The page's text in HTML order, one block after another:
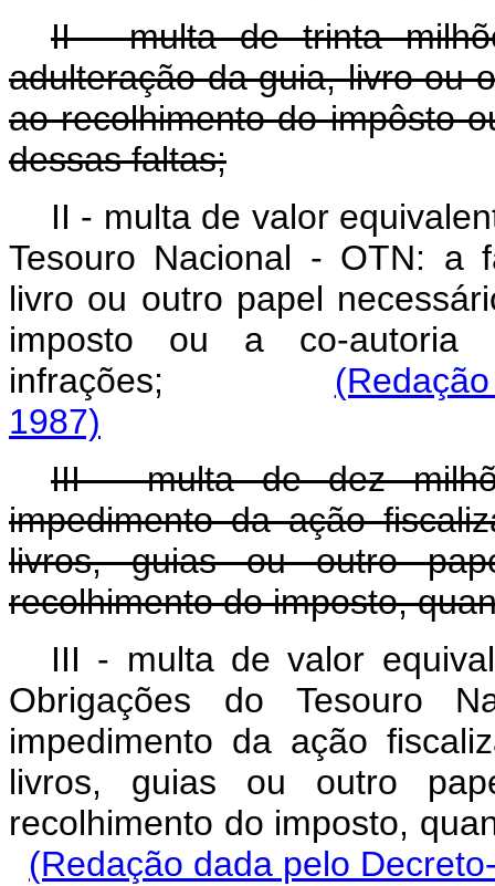
II - multa de trinta
adulteração da guia, livro ou
ao recolhimento do impôsto
dessas faltas;
II - multa de valor
Tesouro Nacional - OTN: a
livro ou outro papel
imposto ou a co-autoria
infrações;
1987)
III - multa de dez
impedimento da ação
livros, guias ou outro
recolhimento do imposto,
III - multa de valor
Obrigações do Tesouro
impedimento da ação
livros, guias ou outro
recolhimento do imposto,
(Redação dada pelo